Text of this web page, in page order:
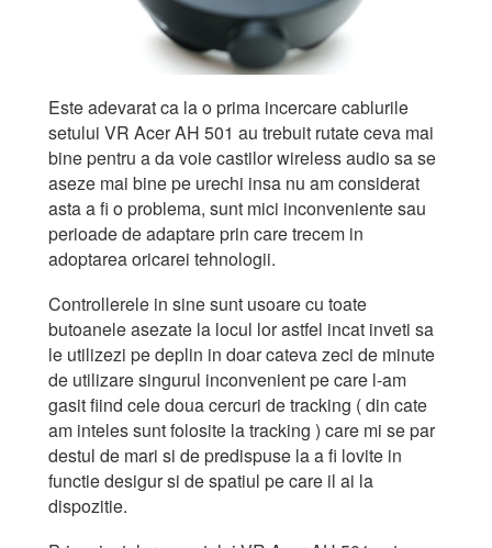
Este adevarat ca la o prima incercare cablurile
setului VR Acer AH 501 au trebuit rutate ceva mai
bine pentru a da voie castilor wireless audio sa se
aseze mai bine pe urechi insa nu am considerat
asta a fi o problema, sunt mici inconveniente sau
perioade de adaptare prin care trecem in
adoptarea oricarei tehnologii.
Controllerele in sine sunt usoare cu toate
butoanele asezate la locul lor astfel incat inveti sa
le utilizezi pe deplin in doar cateva zeci de minute
de utilizare singurul inconvenient pe care l-am
gasit fiind cele doua cercuri de tracking ( din cate
am inteles sunt folosite la tracking ) care mi se par
destul de mari si de predispuse la a fi lovite in
functie desigur si de spatiul pe care il ai la
dispozitie.